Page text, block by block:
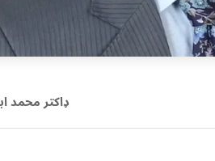
ډاکتر محمد